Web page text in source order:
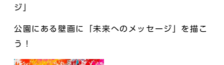
ジ」
公園にある壁画に「未来へのメッセージ」を描こ
う！